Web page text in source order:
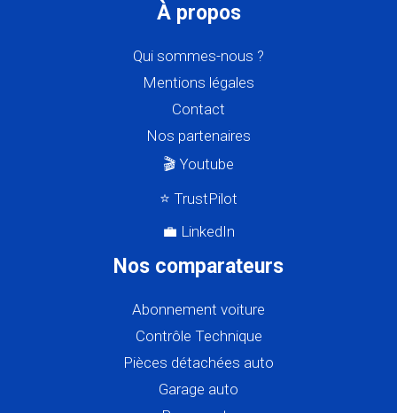
À propos
Qui sommes-nous ?
Mentions légales
Contact
Nos partenaires
🎬 Youtube
⭐ TrustPilot
💼 LinkedIn
Nos comparateurs
Abonnement voiture
Contrôle Technique
Pièces détachées auto
Garage auto